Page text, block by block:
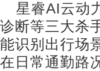
星睿AI云动
诊断等三大杀
能识别出行场
在日常通勤路